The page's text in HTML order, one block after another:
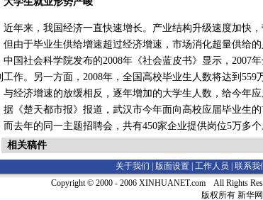
来，我国经济一直快速增长。产业结构升级速度加快，
但由于毕业生供给增速超过经济增速，市场消化超量供给的
社会科学院发布的2008年《社会蓝皮书》显示，2007年
工作。另一方面，2008年，全国高校毕业生人数将达到559
与经济增速的放缓相反，逐年增加的大学生人数，给今年
楚天都市报》报道，武汉市今年面向高校应届毕业生的
而去年的同一主题招聘会，共有450家企业提供岗位5万多
相关稿件
关于我们 | 版面设置 工作人员 联系我
Copyright © 2000 - 2006 XINHUANET.com All Rights
版权所有 新华网